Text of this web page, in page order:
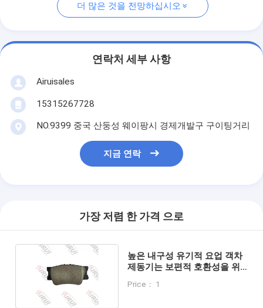
더 많은 것을 전망하십시오
연락처 세부 사항
Airuisales
15315267728
NO.9399 중국 산둥성 웨이팡시 경제개발구 구이팅거리
지금 연락
가장 저렴 한 가격 으로
높은 내구성 유기적 요업 객차
제동기는 보편적 호환성을 위
Price： 1